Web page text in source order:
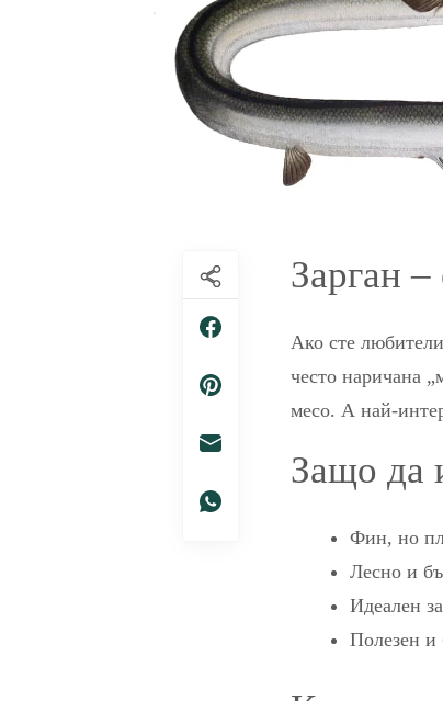
Зарган –
Ако сте
често наричана
месо. А най-
Защо да
Фин, но
Лесно и
Идеален
Полезен и